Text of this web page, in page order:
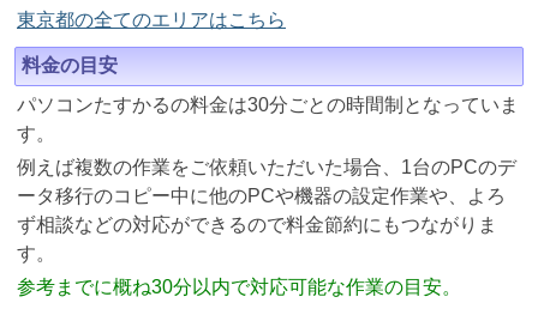
東京都の全てのエリアはこちら
料金の目安
パソコンたすかるの料金は30分ごとの時間制となっていま
す。
例えば複数の作業をご依頼いただいた場合、1台のPCのデ
ータ移行のコピー中に他のPCや機器の設定作業や、よろ
ず相談などの対応ができるので料金節約にもつながりま
す。
参考までに概ね30分以内で対応可能な作業の目安。